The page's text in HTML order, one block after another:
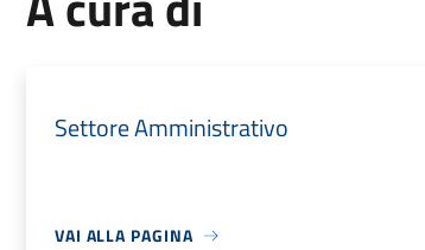
Settore Amministrativo
VAI ALLA PAGINA